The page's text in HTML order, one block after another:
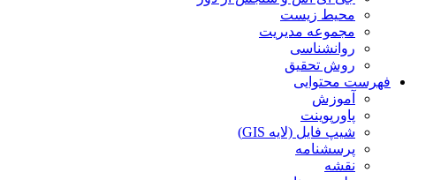
محیط زیست
مجموعه مدیریت
روانشناسی
روش تحقیق
فهرست محتوایی
آموزش
پاورپوینت
شیپ فایل (لایه GIS)
پرسشنامه
نقشه